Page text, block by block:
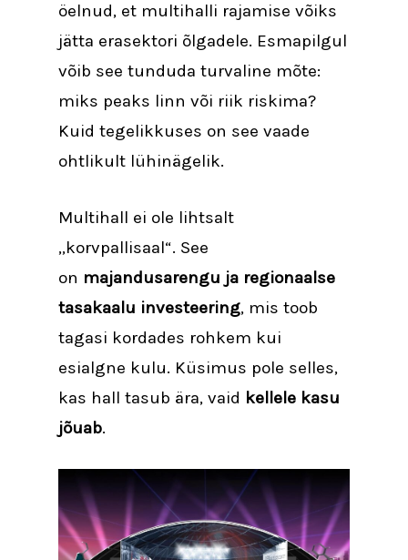
öelnud, et multihalli rajamise võiks
jätta erasektori õlgadele. Esmapilgul
võib see tunduda turvaline mõte:
miks peaks linn või riik riskima?
Kuid tegelikkuses on see vaade
ohtlikult lühinägelik.
Multihall ei ole lihtsalt
„korvpallisaal“. See
on majandusarengu ja regionaalse
tasakaalu investeering, mis toob
tagasi kordades rohkem kui
esialgne kulu. Küsimus pole selles,
kas hall tasub ära, vaid kellele kasu
jõuab.